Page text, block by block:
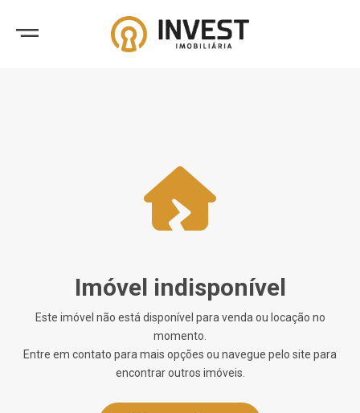
Imóvel indisponível
Este imóvel não está disponível para venda ou locação no
momento.
Entre em contato para mais opções ou navegue pelo site para
encontrar outros imóveis.